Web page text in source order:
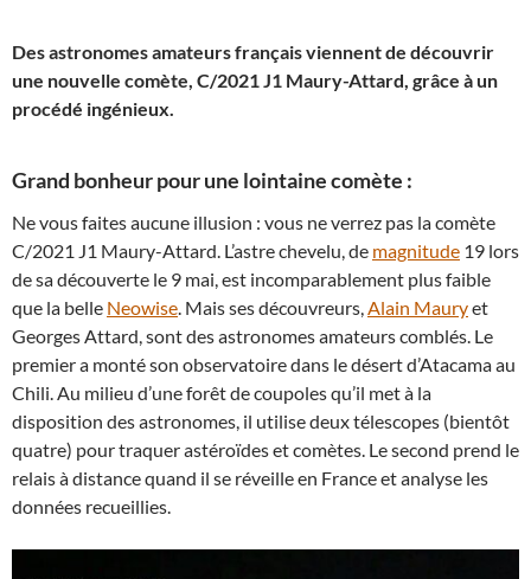
Des astronomes amateurs français viennent de découvrir
une nouvelle comète, C/2021 J1 Maury-Attard, grâce à un
procédé ingénieux.
Grand bonheur pour une lointaine comète :
Ne vous faites aucune illusion : vous ne verrez pas la comète
C/2021 J1 Maury-Attard. L’astre chevelu, de magnitude 19 lors
de sa découverte le 9 mai, est incomparablement plus faible
que la belle Neowise. Mais ses découvreurs,Alain Mauryet
Georges Attard, sont des astronomes amateurs comblés. Le
premier a monté son observatoire dans le désert d’Atacama au
Chili. Au milieu d’une forêt de coupoles qu’il met à la
disposition des astronomes, il utilise deux télescopes (bientôt
quatre) pour traquer astéroïdes et comètes. Le second prend le
relais à distance quand il se réveille en France et analyse les
données recueillies.